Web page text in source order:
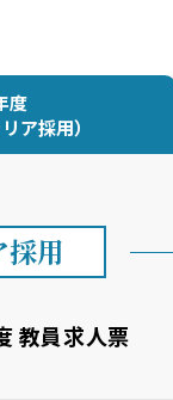
度
ア採用）
用
教員求人票